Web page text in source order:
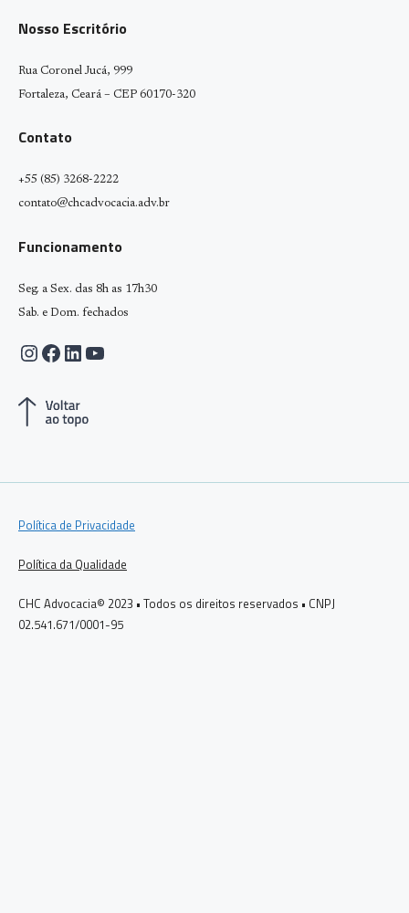
Nosso Escritório
Rua Coronel Jucá, 999
Fortaleza, Ceará – CEP 60170-320
Contato
+55 (85) 3268-2222
contato@chcadvocacia.adv.br
Funcionamento
Seg. a Sex. das 8h as 17h30
Sab. e Dom. fechados
Instagram
Facebook
LinkedIn
Youtube
Política de Privacidade
Política da Qualidade
CHC Advocacia© 2023 • Todos os direitos reservados • CNPJ
02.541.671/0001-95